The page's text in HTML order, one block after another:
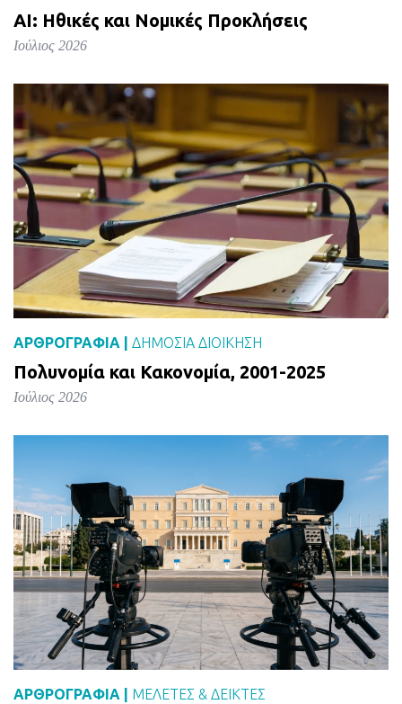
AI: Ηθικές και Νομικές Προκλήσεις
Ιούλιος 2026
ΑΡΘΡΟΓΡΑΦΙΑ | ΔΗΜΌΣΙΑ ΔΙΟΊΚΗΣΗ
Πολυνομία και Κακονομία, 2001-2025
Ιούλιος 2026
ΑΡΘΡΟΓΡΑΦΙΑ | ΜΕΛΈΤΕΣ & ΔΕΙΚΤΕΣ